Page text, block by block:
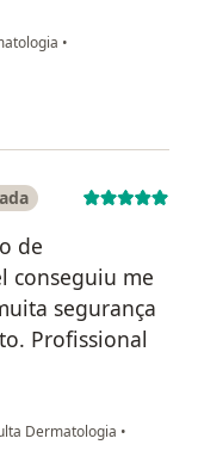
•
de
conseguiu me
segurança
Profissional
Dermatologia •